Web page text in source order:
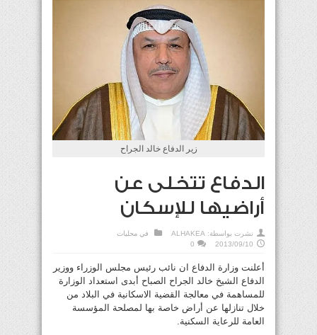
زير الدفاع خالد الجراح
الدفاع تتخلى عن
أراضيها للإسكان
نشرت بواسطة: ALHAKEA في محليات
2013/09/10
0
أعلنت وزارة الدفاع ان نائب رئيس مجلس الوزراء ووزير
الدفاع الشيخ خالد الجراح الصباح أبدى استعداد الوزارة
للمساهمة في معالجة القضية الاسكانية في البلاد من
خلال تنازلها عن أراض خاصة بها لمصلحة المؤسسة
العامة للرعاية السكنية.